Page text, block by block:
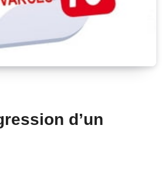
d’un